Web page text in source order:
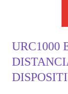
URC1000